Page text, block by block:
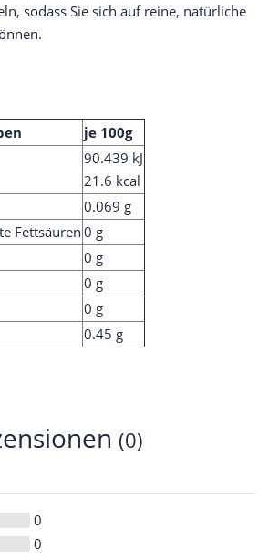
sodass Sie sich auf reine, natürliche
je 100g
90.439 kJ
21.6 kcal
0.069 g
Fettsäuren0 g
0 g
0 g
0 g
0.45 g
(0)
0
0